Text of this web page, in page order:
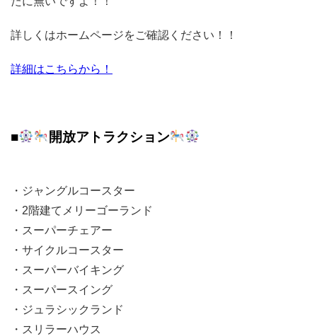
詳しくはホームページをご確認ください！！
詳細はこちらから！
■ 開放アトラクション
・ジャングルコースター
・2階建てメリーゴーランド
・スーパーチェアー
・サイクルコースター
・スーパーバイキング
・スーパースイング
・ジュラシックランド
・スリラーハウス